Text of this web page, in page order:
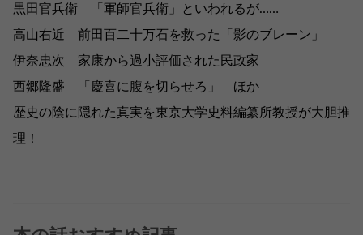
黒田官兵衛 「軍師官兵衛」といわれるが……
高山右近 前田百二十万石を救った「影のブレーン」
伊奈忠次 家康から過小評価された民政家
西郷隆盛 「慶喜に腹を切らせろ」 ほか
歴史の陰に隠れた真実を東京大学史料編纂所教授が大胆推
理！